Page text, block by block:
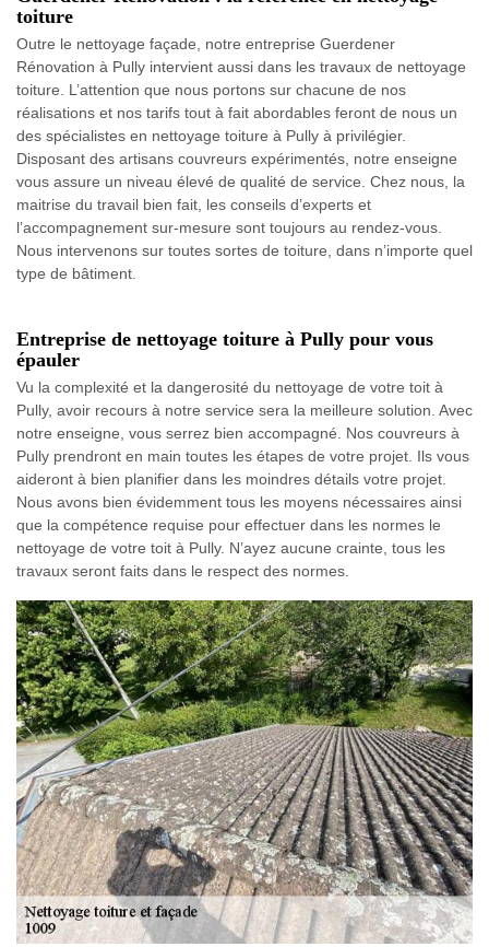
toiture
Outre le nettoyage façade, notre entreprise Guerdener
Rénovation à Pully intervient aussi dans les travaux de nettoyage
toiture. L’attention que nous portons sur chacune de nos
réalisations et nos tarifs tout à fait abordables feront de nous un
des spécialistes en nettoyage toiture à Pully à privilégier.
Disposant des artisans couvreurs expérimentés, notre enseigne
vous assure un niveau élevé de qualité de service. Chez nous, la
maitrise du travail bien fait, les conseils d’experts et
l’accompagnement sur-mesure sont toujours au rendez-vous.
Nous intervenons sur toutes sortes de toiture, dans n’importe quel
type de bâtiment.
Entreprise de nettoyage toiture à Pully pour vous
épauler
Vu la complexité et la dangerosité du nettoyage de votre toit à
Pully, avoir recours à notre service sera la meilleure solution. Avec
notre enseigne, vous serrez bien accompagné. Nos couvreurs à
Pully prendront en main toutes les étapes de votre projet. Ils vous
aideront à bien planifier dans les moindres détails votre projet.
Nous avons bien évidemment tous les moyens nécessaires ainsi
que la compétence requise pour effectuer dans les normes le
nettoyage de votre toit à Pully. N’ayez aucune crainte, tous les
travaux seront faits dans le respect des normes.